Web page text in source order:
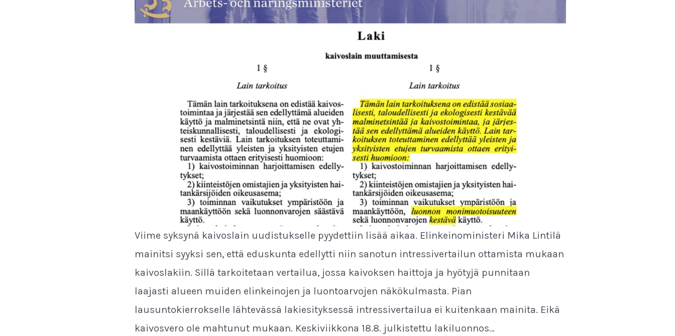
Viime syksynä kaivoslain uudistukselle pyydettiin lisää aikaa. Elinkeinoministeri Mika Lintilä
mainitsi syyksi sen, että eduskunta edellytti niin sanotun intressivertailun ottamista mukaan
kaivoslakiin. Sillä tarkoitetaan vertailua, jossa kaivoksen haittoja ja hyötyjä punnitaan
laajasti alueen muiden elinkeinojen ja luontoarvojen näkökulmasta. Pian
lausuntokierrokselle lähtevässä lakiesityksessä intressivertailua ei kuitenkaan mainita. Eikä
kaivosvero ole mahtunut mukaan. Keskiviikkona 18.8. julkistettu lakiluonnos…